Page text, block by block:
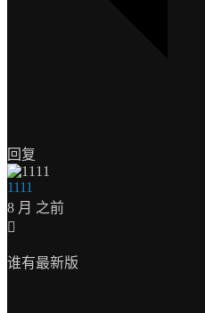
回复
1111
8 月 之前
谁有最新版